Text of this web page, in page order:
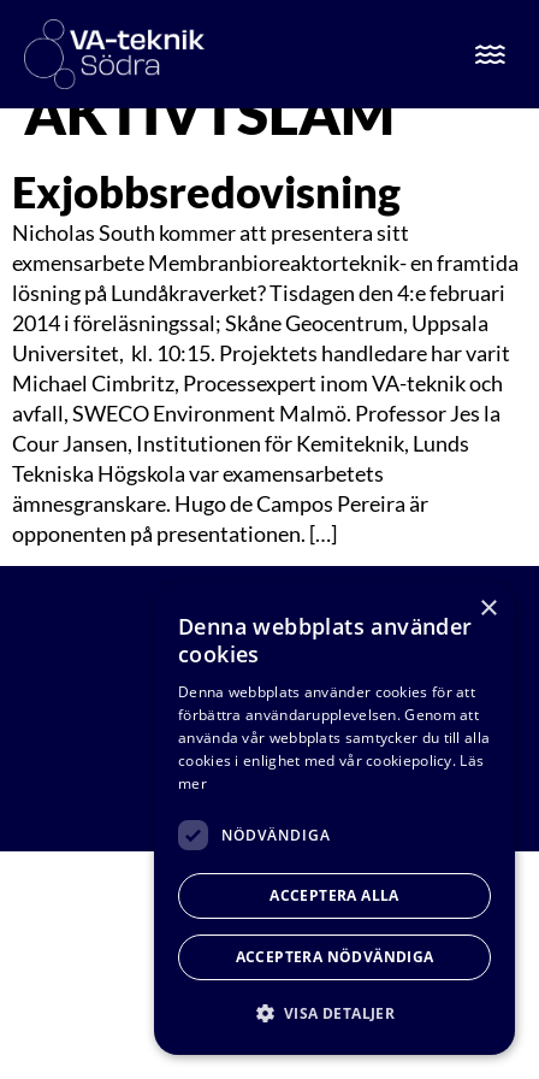
ETIKETT:
AKTIVTSLAM
Exjobbsredovisning
Nicholas South kommer att presentera sitt
exmensarbete Membranbioreaktorteknik- en framtida
lösning på Lundåkraverket? Tisdagen den 4:e februari
2014 i föreläsningssal; Skåne Geocentrum, Uppsala
Universitet, kl. 10:15. Projektets handledare har varit
Michael Cimbritz, Processexpert inom VA-teknik och
avfall, SWECO Environment Malmö. Professor Jes la
Cour Jansen, Institutionen för Kemiteknik, Lunds
Tekniska Högskola var examensarbetets
ämnesgranskare. Hugo de Campos Pereira är
opponenten på presentationen. […]
© VA-teknik Södra 2026
×
Denna webbplats använder
cookies
Denna webbplats använder cookies för att
förbättra användarupplevelsen. Genom att
använda vår webbplats samtycker du till alla
cookies i enlighet med vår cookiepolicy. Läs
mer
NÖDVÄNDIGA
ACCEPTERA ALLA
ACCEPTERA NÖDVÄNDIGA
VISA DETALJER